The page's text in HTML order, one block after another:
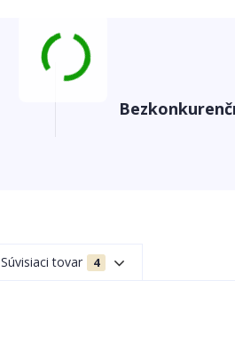
Súvisiaci tovar 4